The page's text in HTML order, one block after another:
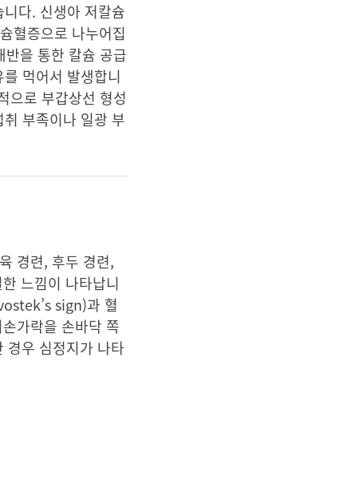
다. 신생아 저칼슘
혈증으로 나누어집
을 통한 칼슘 공급
먹어서 발생합니
으로 부갑상선 형성
부족이나 일광 부
경련, 후두 경련,
느낌이 나타납니
sign)과 혈
가락을 손바닥 쪽
경우 심정지가 나타